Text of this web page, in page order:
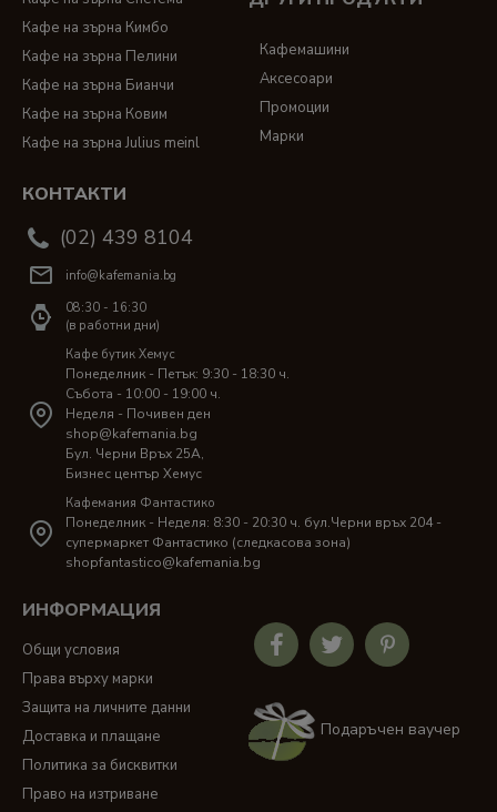
Кафе на зърна Кимбо
Кафе на зърна Пелини
Кафе на зърна Бианчи
Кафе на зърна Ковим
Кафе на зърна Julius meinl
Кафемашини
Аксесоари
Промоции
Марки
КОНТАКТИ
(02) 439 8104
info@kafemania.bg
08:30 - 16:30
(в работни дни)
Кафе бутик Хемус
Понеделник - Петък: 9:30 - 18:30 ч.
Събота - 10:00 - 19:00 ч.
Неделя - Почивен ден
shop@kafemania.bg
Бул. Черни Връх 25A,
Бизнес център Хемус
Кафемания Фантастико
Понеделник - Неделя: 8:30 - 20:30 ч. бул.Черни връх 204 -
супермаркет Фантастико (следкасова зона)
shopfantastico@kafemania.bg
ИНФОРМАЦИЯ
Общи условия
Права върху марки
Защита на личните данни
Доставка и плащане
Политика за бисквитки
Право на изтриване
Подаръчен ваучер